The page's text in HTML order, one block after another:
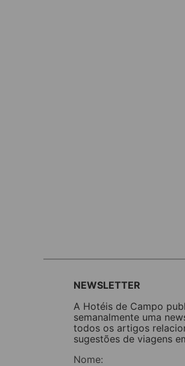
NEWSLETTER
A Hotéis de Campo
semanalmente uma
todos os artigos
sugestões de viagens
Nome: